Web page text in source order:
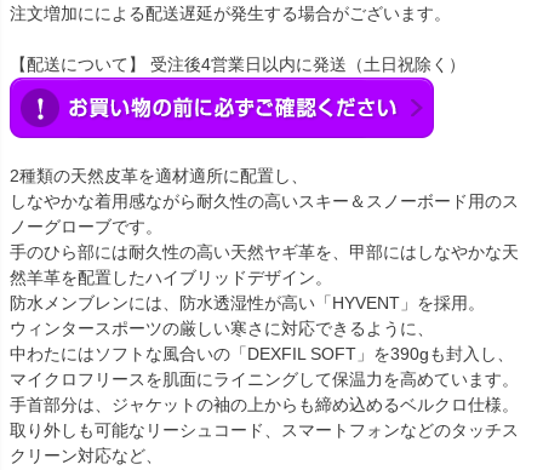
注文増加にによる配送遅延が発生する場合がございます。
【配送について】 受注後4営業日以内に発送（土日祝除く）
2種類の天然皮革を適材適所に配置し、
しなやかな着用感ながら耐久性の高いスキー＆スノーボード用のス
ノーグローブです。
手のひら部には耐久性の高い天然ヤギ革を、甲部にはしなやかな天
然羊革を配置したハイブリッドデザイン。
防水メンブレンには、防水透湿性が高い「HYVENT」を採用。
ウィンタースポーツの厳しい寒さに対応できるように、
中わたにはソフトな風合いの「DEXFIL SOFT」を390gも封入し、
マイクロフリースを肌面にライニングして保温力を高めています。
手首部分は、ジャケットの袖の上からも締め込めるベルクロ仕様。
取り外しも可能なリーシュコード、スマートフォンなどのタッチス
クリーン対応など、